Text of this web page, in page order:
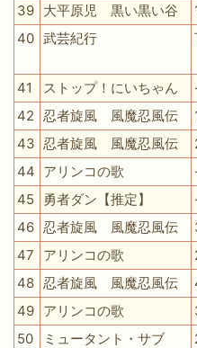
39 大平原児 黒い黒い谷
40 武芸紀行
41 ストップ！にいちゃん
42
忍者旋風 風魔忍風伝
43 忍者旋風 風魔忍風伝
44 アリンコの歌
45
勇者ダン【推定】
46 忍者旋風 風魔忍風伝
47
アリンコの歌
48 忍者旋風 風魔忍風伝
49 アリンコの歌
50
ミュータント・サブ